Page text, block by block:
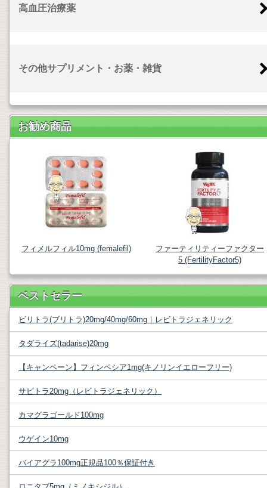
高血圧治療薬
その他サプリメント・お薬・雑貨
お勧め商品
フィメルフィル10mg (femalefil)
ファーティリティーファクター
5 (FertilityFactor5)
ベストセラー
ビリトラ(ブリトラ)20mg/40mg/60mg｜レビトラジェネリック
タダライズ(tadarise)20mg
【キャンペーン】フィンペシア1mg(キノリンイエローフリー)
サビトラ20mg（レビトラジェネリック）
カマグラゴールド100mg
ウゲイン10mg
バイアグラ100mg正規品100％保証付き